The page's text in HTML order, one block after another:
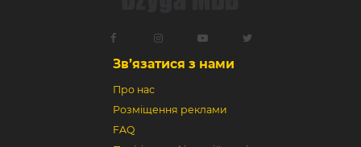
Зв’язатися з нами
Про нас
Розміщення реклами
FAQ